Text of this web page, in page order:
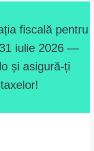
fiscală pentru
iulie 2026 —
și asigură-ți